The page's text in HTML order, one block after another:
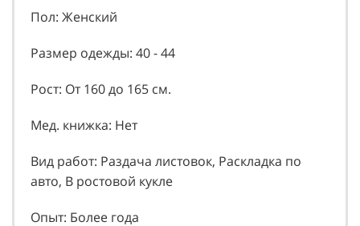
Пол: Женский
Размер одежды: 40 - 44
Рост: От 160 до 165 см.
Мед. книжка: Нет
Вид работ: Раздача листовок, Раскладка по
авто, В ростовой кукле
Опыт: Более года